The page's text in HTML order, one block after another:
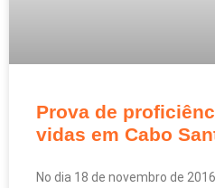
Prova de
vidas em Cabo
No dia 18 de novembro de